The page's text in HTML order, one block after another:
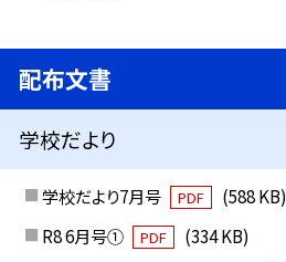
配布文書
学校だより
学校だより7月号 PDF
(588 KB)
R8 6月号①
PDF
(334 KB)